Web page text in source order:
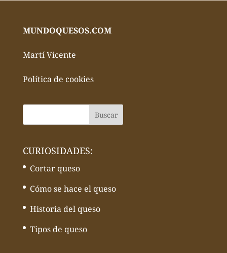
MUNDOQUESOS.COM
Martí Vicente
Política de cookies
CURIOSIDADES:
Cortar queso
Cómo se hace el queso
Historia del queso
Tipos de queso